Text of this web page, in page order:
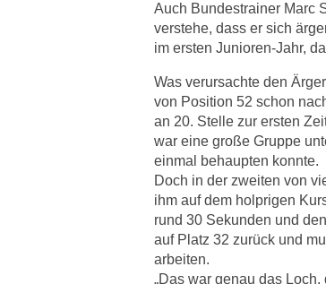
Auch Bundestrainer Marc
verstehe, dass er sich
im ersten Junioren-Jahr,
Was verursachte den
von Position 52 schon
an 20. Stelle zur ersten
war eine große Gruppe
einmal behaupten konnte.
Doch in der zweiten von
ihm auf dem holprigen
rund 30 Sekunden und
auf Platz 32 zurück und
arbeiten.
„Das war genau das